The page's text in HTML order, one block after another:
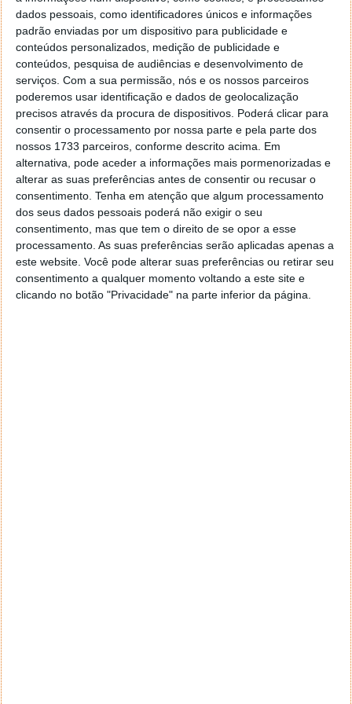
dados pessoais, como identificadores únicos e informações
padrão enviadas por um dispositivo para publicidade e
conteúdos personalizados, medição de publicidade e
conteúdos, pesquisa de audiências e desenvolvimento de
serviços. Com a sua permissão, nós e os nossos parceiros
poderemos usar identificação e dados de geolocalização
precisos através da procura de dispositivos. Poderá clicar para
consentir o processamento por nossa parte e pela parte dos
nossos 1733 parceiros, conforme descrito acima. Em
alternativa, pode aceder a informações mais pormenorizadas e
alterar as suas preferências antes de consentir ou recusar o
consentimento. Tenha em atenção que algum processamento
dos seus dados pessoais poderá não exigir o seu
consentimento, mas que tem o direito de se opor a esse
processamento. As suas preferências serão aplicadas apenas a
este website. Você pode alterar suas preferências ou retirar seu
consentimento a qualquer momento voltando a este site e
clicando no botão "Privacidade" na parte inferior da página.
possível controlá-lo no conforto de uma máquina de
arcada, usando volante, mudanças e pedais.